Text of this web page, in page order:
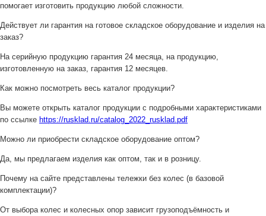
помогает изготовить продукцию любой сложности.
Действует ли гарантия на готовое складское оборудование и изделия на
заказ?
На серийную продукцию гарантия 24 месяца, на продукцию,
изготовленную на заказ, гарантия 12 месяцев.
Как можно посмотреть весь каталог продукции?
Вы можете открыть каталог продукции с подробными характеристиками
по ссылке https://rusklad.ru/catalog_2022_rusklad.pdf
Можно ли приобрести складское оборудование оптом?
Да, мы предлагаем изделия как оптом, так и в розницу.
Почему на сайте представлены тележки без колес (в базовой
комплектации)?
От выбора колес и колесных опор зависит грузоподъёмность и